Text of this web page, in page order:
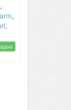
,
,
,